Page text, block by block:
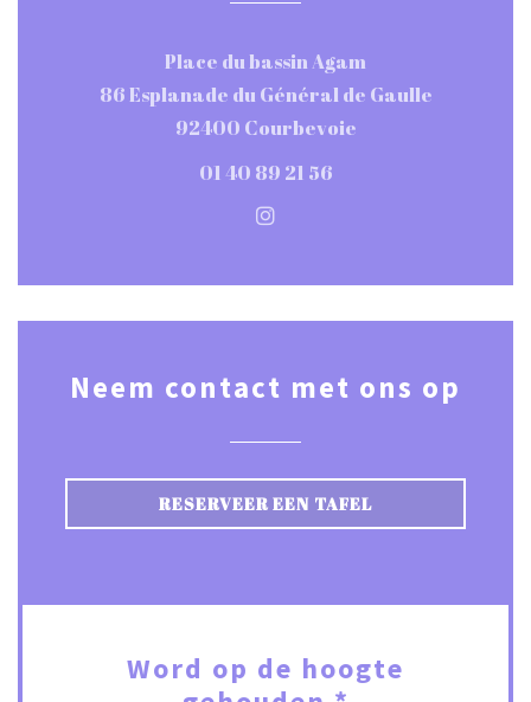
Place du bassin Agam
86 Esplanade du Général de Gaulle
92400 Courbevoie((opent in een
01 40 89 21 56
Instagram ((opent in een
Neem contact met ons op
RESERVEER EEN TAFEL
Word op de hoogte